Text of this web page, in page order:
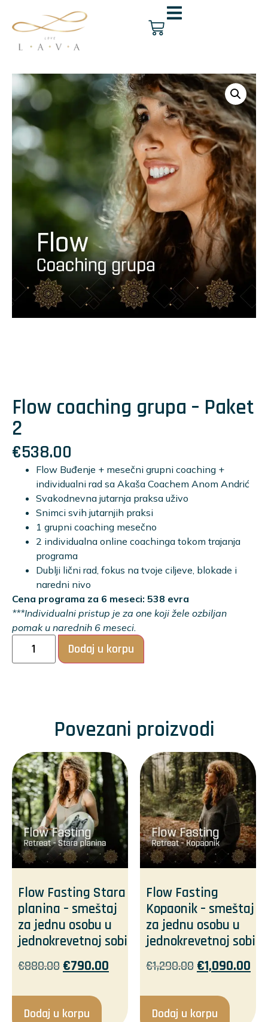
Flow coaching grupa – Paket
2
€538.00
Flow Buđenje + mesečni grupni coaching +
individualni rad sa Akaša Coachem Anom Andrić
Svakodnevna jutarnja praksa uživo
Snimci svih jutarnjih praksi
1 grupni coaching mesečno
2 individualna online coachinga tokom trajanja
programa
Dublji lični rad, fokus na tvoje ciljeve, blokade i
naredni nivo
Cena programa za 6 meseci: 538 evra
***Individualni pristup je za one koji žele ozbiljan
pomak u narednih 6 meseci.
Dodaj u korpu
Povezani proizvodi
Flow Fasting Stara
planina – smeštaj
za jednu osobu u
jednokrevetnoj sobi
€880.00 €790.00
Dodaj u korpu
Flow Fasting
Kopaonik – smeštaj
za jednu osobu u
jednokrevetnoj sobi
€1,290.00 €1,090.00
Dodaj u korpu